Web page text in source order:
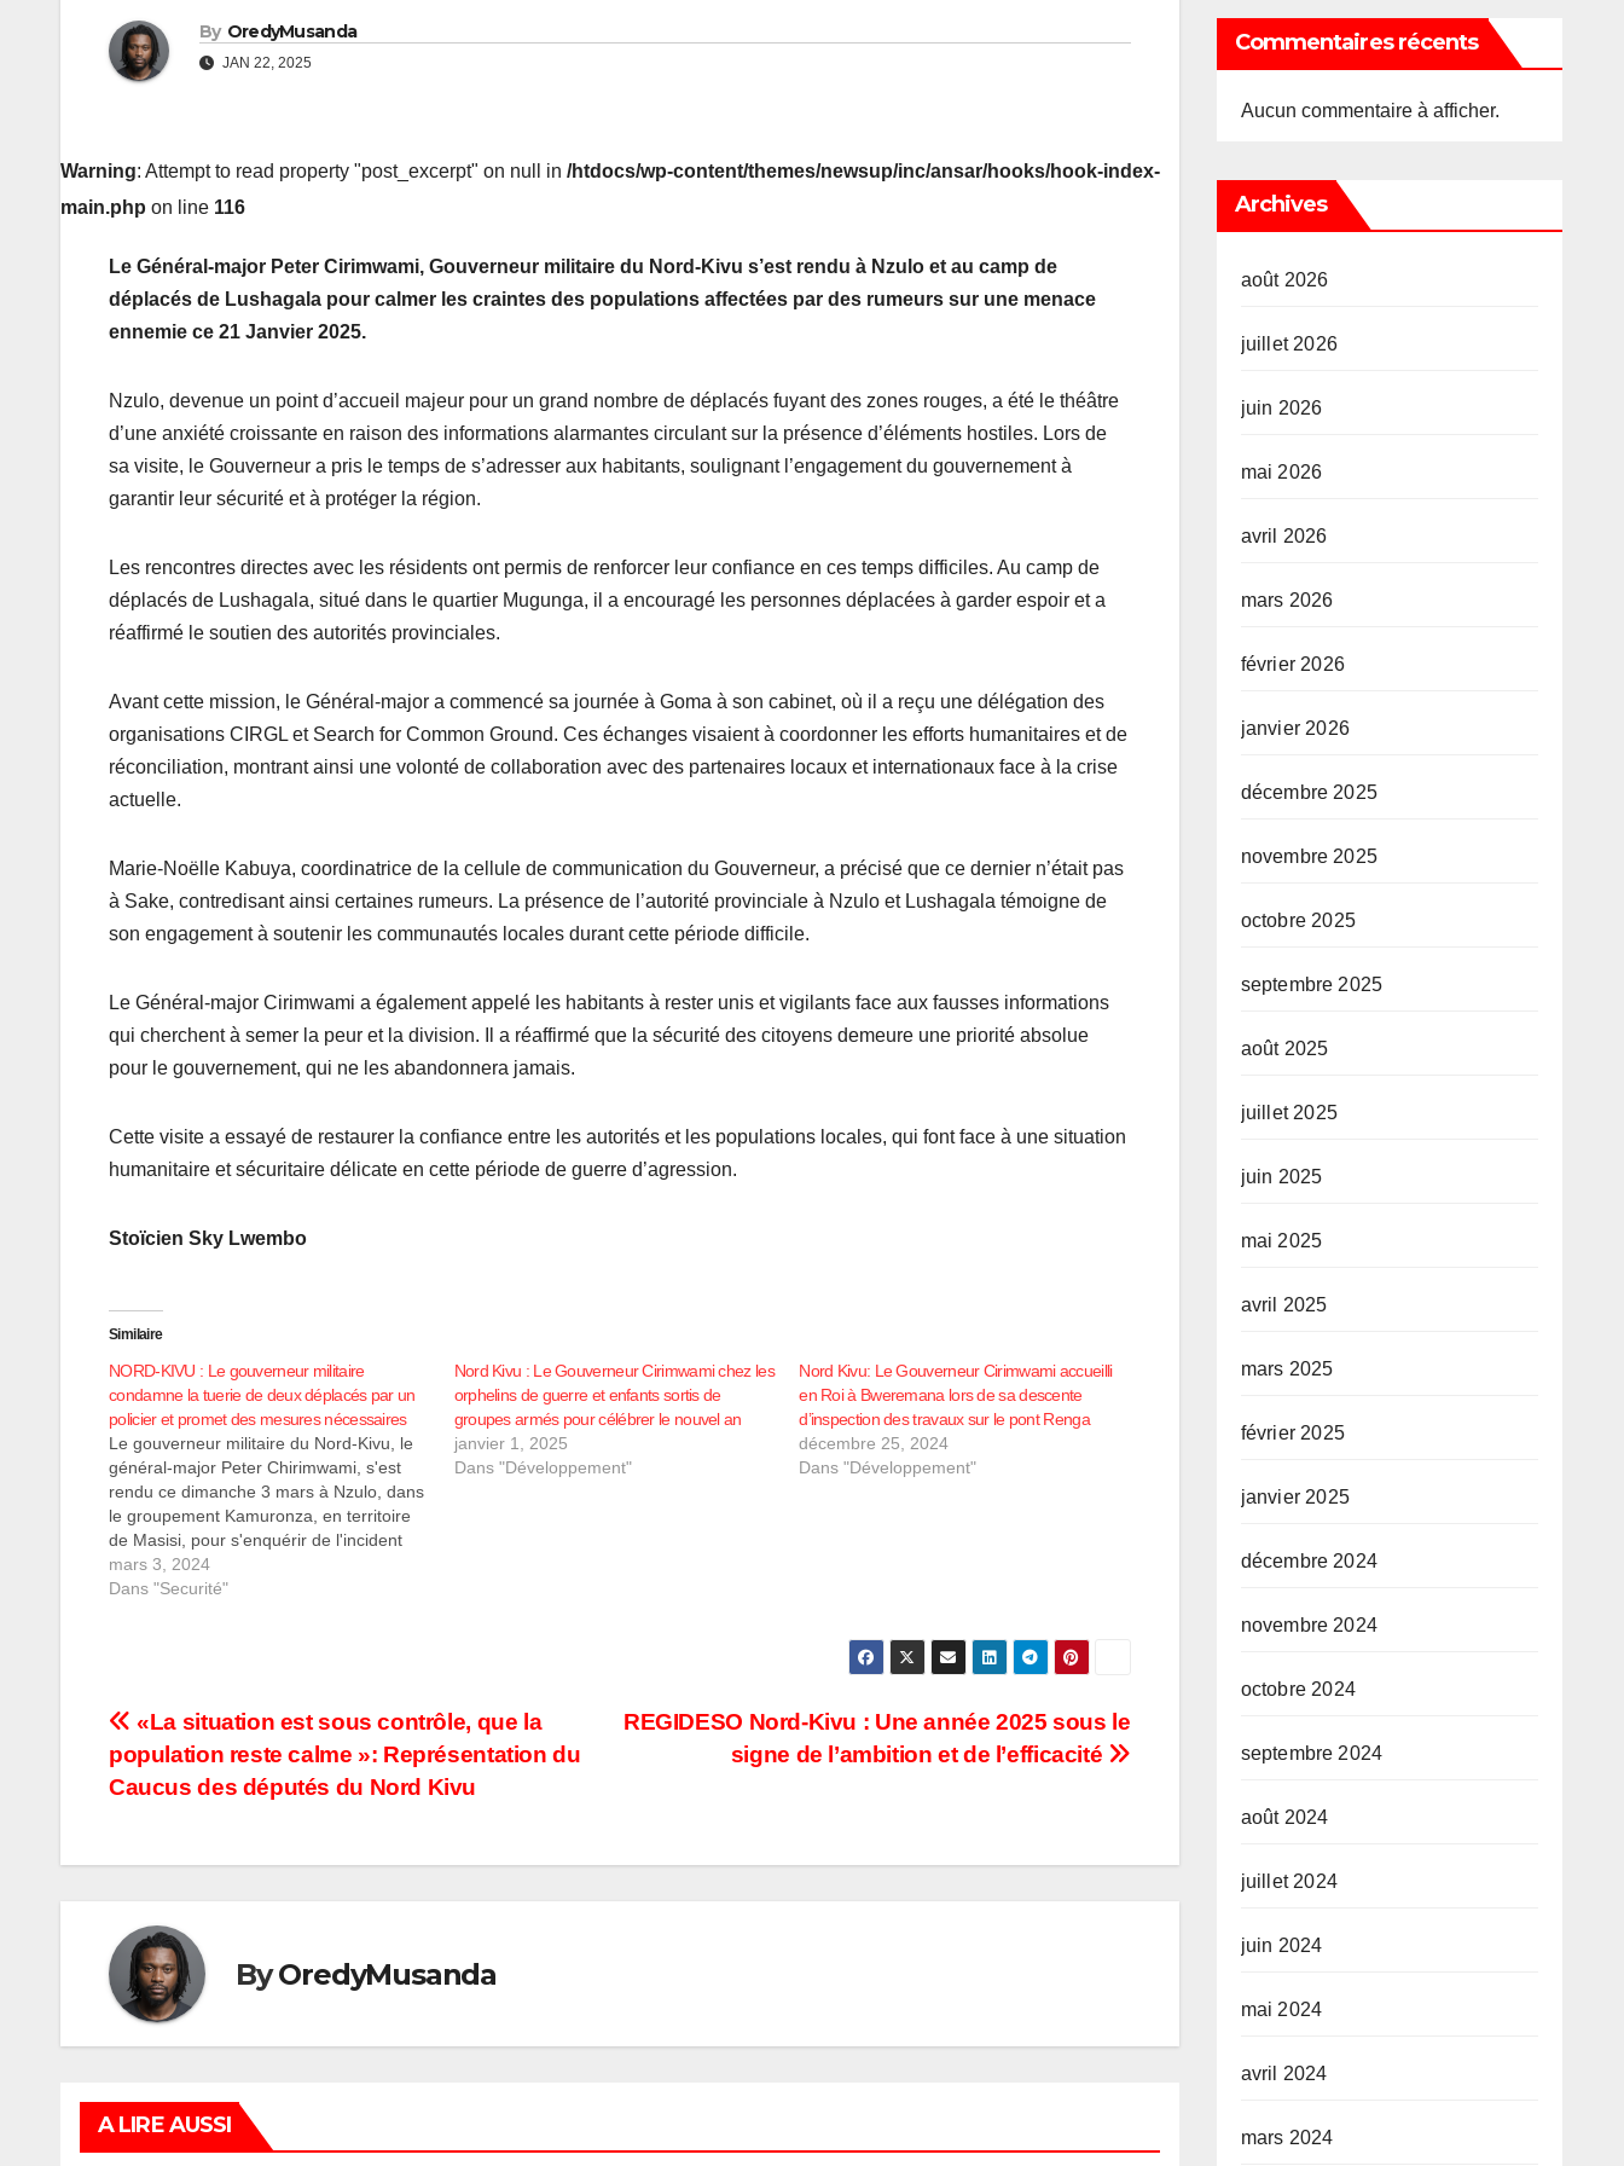
By OredyMusanda
JAN 22, 2025
Warning: Attempt to read property "post_excerpt" on null in /htdocs/wp-content/themes/newsup/inc/ansar/hooks/hook-index-
main.php on line 116
Le Général-major Peter Cirimwami, Gouverneur militaire du Nord-Kivu s’est rendu à Nzulo et au camp de
déplacés de Lushagala pour calmer les craintes des populations affectées par des rumeurs sur une menace
ennemie ce 21 Janvier 2025.
Nzulo, devenue un point d’accueil majeur pour un grand nombre de déplacés fuyant des zones rouges, a été le théâtre
d’une anxiété croissante en raison des informations alarmantes circulant sur la présence d’éléments hostiles. Lors de
sa visite, le Gouverneur a pris le temps de s’adresser aux habitants, soulignant l’engagement du gouvernement à
garantir leur sécurité et à protéger la région.
Les rencontres directes avec les résidents ont permis de renforcer leur confiance en ces temps difficiles. Au camp de
déplacés de Lushagala, situé dans le quartier Mugunga, il a encouragé les personnes déplacées à garder espoir et a
réaffirmé le soutien des autorités provinciales.
Avant cette mission, le Général-major a commencé sa journée à Goma à son cabinet, où il a reçu une délégation des
organisations CIRGL et Search for Common Ground. Ces échanges visaient à coordonner les efforts humanitaires et de
réconciliation, montrant ainsi une volonté de collaboration avec des partenaires locaux et internationaux face à la crise
actuelle.
Marie-Noëlle Kabuya, coordinatrice de la cellule de communication du Gouverneur, a précisé que ce dernier n’était pas
à Sake, contredisant ainsi certaines rumeurs. La présence de l’autorité provinciale à Nzulo et Lushagala témoigne de
son engagement à soutenir les communautés locales durant cette période difficile.
Le Général-major Cirimwami a également appelé les habitants à rester unis et vigilants face aux fausses informations
qui cherchent à semer la peur et la division. Il a réaffirmé que la sécurité des citoyens demeure une priorité absolue
pour le gouvernement, qui ne les abandonnera jamais.
Cette visite a essayé de restaurer la confiance entre les autorités et les populations locales, qui font face à une situation
humanitaire et sécuritaire délicate en cette période de guerre d’agression.
Stoïcien Sky Lwembo
Similaire
NORD-KIVU : Le gouverneur militaire
condamne la tuerie de deux déplacés par un
policier et promet des mesures nécessaires
Le gouverneur militaire du Nord-Kivu, le
général-major Peter Chirimwami, s'est
rendu ce dimanche 3 mars à Nzulo, dans
le groupement Kamuronza, en territoire
de Masisi, pour s'enquérir de l'incident
survenu la veille lors de la distribution de
vivres non alimentaires du gouvernement
mars 3, 2024
Dans "Securité"
Nord Kivu : Le Gouverneur Cirimwami chez les
orphelins de guerre et enfants sortis de
groupes armés pour célébrer le nouvel an
janvier 1, 2025
Dans "Développement"
Nord Kivu: Le Gouverneur Cirimwami accueilli
en Roi à Bweremana lors de sa descente
d’inspection des travaux sur le pont Renga
décembre 25, 2024
Dans "Développement"
Navigation
de
REGIDESO Nord-Kivu : Une année 2025 sous le
signe de l’ambition et de l’efficacité
«La situation est sous contrôle, que la
population reste calme »: Représentation du
Caucus des députés du Nord Kivu
ByOredyMusanda
A LIRE AUSSI
Commentaires récents
Aucun commentaire à afficher.
Archives
août 2026
juillet 2026
juin 2026
mai 2026
avril 2026
mars 2026
février 2026
janvier 2026
décembre 2025
novembre 2025
octobre 2025
septembre 2025
août 2025
juillet 2025
juin 2025
mai 2025
avril 2025
mars 2025
février 2025
janvier 2025
décembre 2024
novembre 2024
octobre 2024
septembre 2024
août 2024
juillet 2024
juin 2024
mai 2024
avril 2024
mars 2024